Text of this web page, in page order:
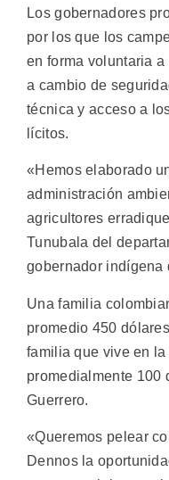
Los gobernadores
por los que los
en forma voluntaria
a cambio de
técnica y acceso a
lícitos.
«Hemos elaborado
administración
agricultores
Tunubala del
gobernador indígena
Una familia
promedio 450
familia que vive en
promedialmente 100
Guerrero.
«Queremos pelear
Dennos la